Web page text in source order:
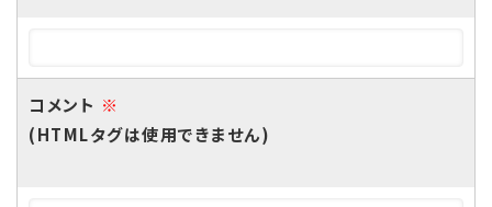
コメント ※
(HTMLタグは使用できません)